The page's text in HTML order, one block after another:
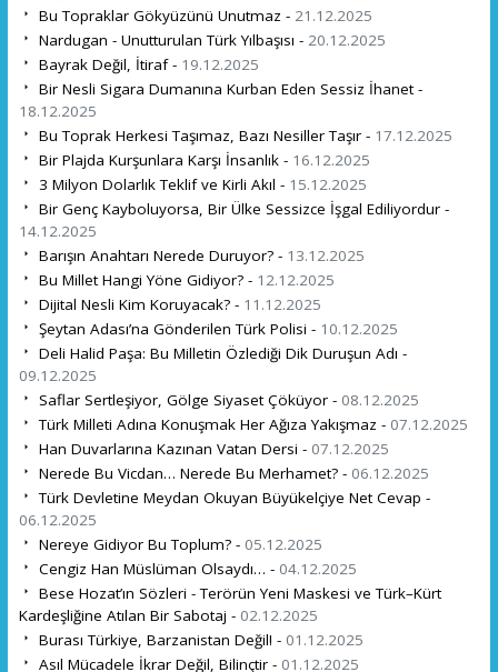
Bu Topraklar Gökyüzünü Unutmaz - 21.12.2025
Nardugan - Unutturulan Türk Yılbaşısı - 20.12.2025
Bayrak Değil, İtiraf - 19.12.2025
Bir Nesli Sigara Dumanına Kurban Eden Sessiz İhanet -
18.12.2025
Bu Toprak Herkesi Taşımaz, Bazı Nesiller Taşır - 17.12.2025
Bir Plajda Kurşunlara Karşı İnsanlık - 16.12.2025
3 Milyon Dolarlık Teklif ve Kirli Akıl - 15.12.2025
Bir Genç Kayboluyorsa, Bir Ülke Sessizce İşgal Ediliyordur -
14.12.2025
Barışın Anahtarı Nerede Duruyor? - 13.12.2025
Bu Millet Hangi Yöne Gidiyor? - 12.12.2025
Dijital Nesli Kim Koruyacak? - 11.12.2025
Şeytan Adası’na Gönderilen Türk Polisi - 10.12.2025
Deli Halid Paşa: Bu Milletin Özlediği Dik Duruşun Adı -
09.12.2025
Saflar Sertleşiyor, Gölge Siyaset Çöküyor - 08.12.2025
Türk Milleti Adına Konuşmak Her Ağıza Yakışmaz - 07.12.2025
Han Duvarlarına Kazınan Vatan Dersi - 07.12.2025
Nerede Bu Vicdan… Nerede Bu Merhamet? - 06.12.2025
Türk Devletine Meydan Okuyan Büyükelçiye Net Cevap -
06.12.2025
Nereye Gidiyor Bu Toplum? - 05.12.2025
Cengiz Han Müslüman Olsaydı… - 04.12.2025
Bese Hozat’ın Sözleri - Terörün Yeni Maskesi ve Türk–Kürt
Kardeşliğine Atılan Bir Sabotaj - 02.12.2025
Burası Türkiye, Barzanistan Değil! - 01.12.2025
Asıl Mücadele İkrar Değil, Bilinçtir - 01.12.2025